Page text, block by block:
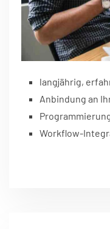
langjährig,
Anbindung an
Workflow-